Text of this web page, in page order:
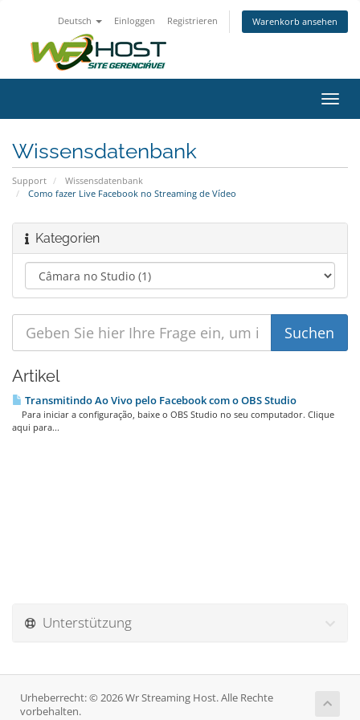
Deutsch Einloggen Registrieren Warenkorb ansehen
ein-/
Wissensdatenbank
Support
Wissensdatenbank
Como fazer Live Facebook no Streaming de Vídeo
Kategorien
Artikel
Transmitindo Ao Vivo pelo Facebook com o OBS Studio
Para iniciar a configuração, baixe o OBS Studio no seu computador. Clique
aqui para...
Unterstützung
Urheberrecht: © 2026 Wr Streaming Host. Alle Rechte
vorbehalten.